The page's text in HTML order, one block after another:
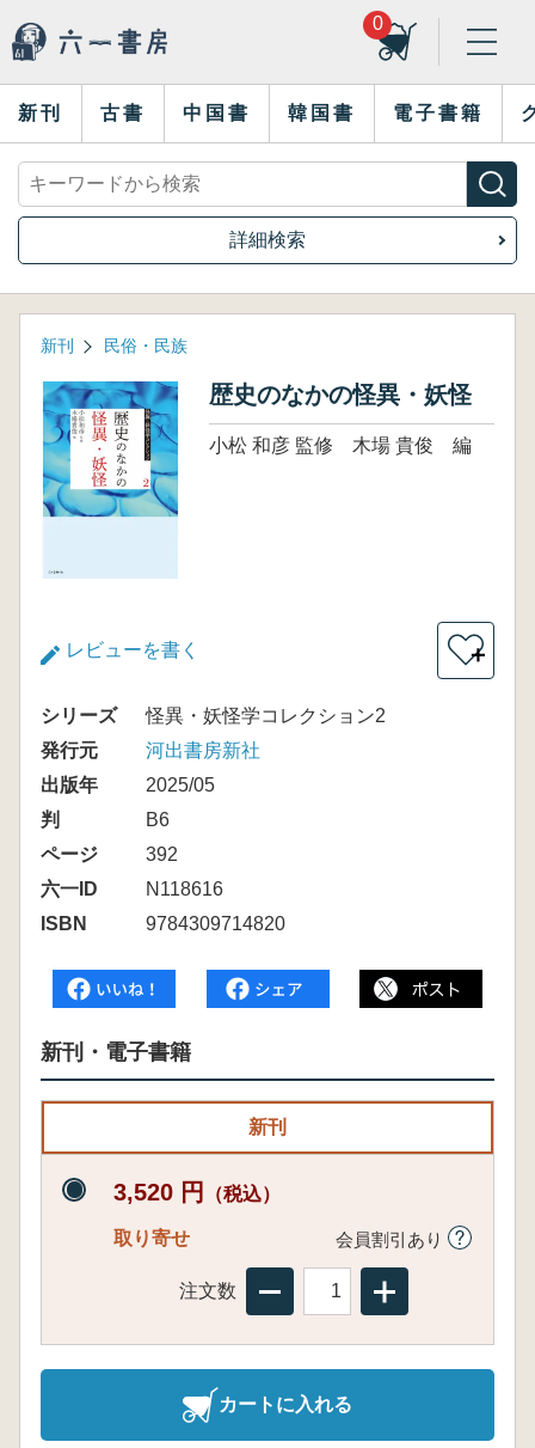
0
新刊 古書 中国書 韓国書 電子書籍
詳細検索
新刊 民俗・民族
歴史のなかの怪異・妖怪
小松 和彦 監修 木場 貴俊 編
レビューを書く ＋
シリーズ
怪異・妖怪学コレクション2
発行元
河出書房新社
出版年
2025/05
判
B6
ページ
392
六一ID
N118616
ISBN
9784309714820
新刊・電子書籍
新刊
3,520 円 （税込）
取り寄せ 会員割引あり
注文数
カートに入れる